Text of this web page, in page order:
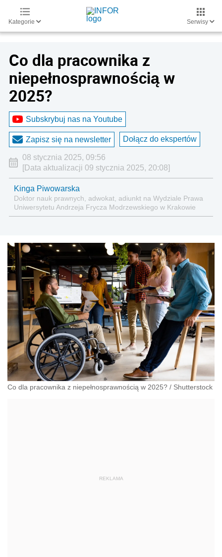
Kategorie Serwisy
Co dla pracownika z
niepełnosprawnością w
2025?
Subskrybuj nas na Youtube
Zapisz się na newsletter Dołącz do ekspertów
08 stycznia 2025, 09:56
[Data aktualizacji 09 stycznia 2025, 20:08]
Kinga Piwowarska
Doktor nauk prawnych, adwokat, adiunkt na Wydziale Prawa
Uniwersytetu Andrzeja Frycza Modrzewskiego w Krakowie
oraz Rzecznik Akademicki ds. równego traktowania i
administracyjnoprawnych aspektach związanych z pracą i
pomocą socjalną.
Co dla pracownika z niepełnosprawnością w 2025? / Shutterstock